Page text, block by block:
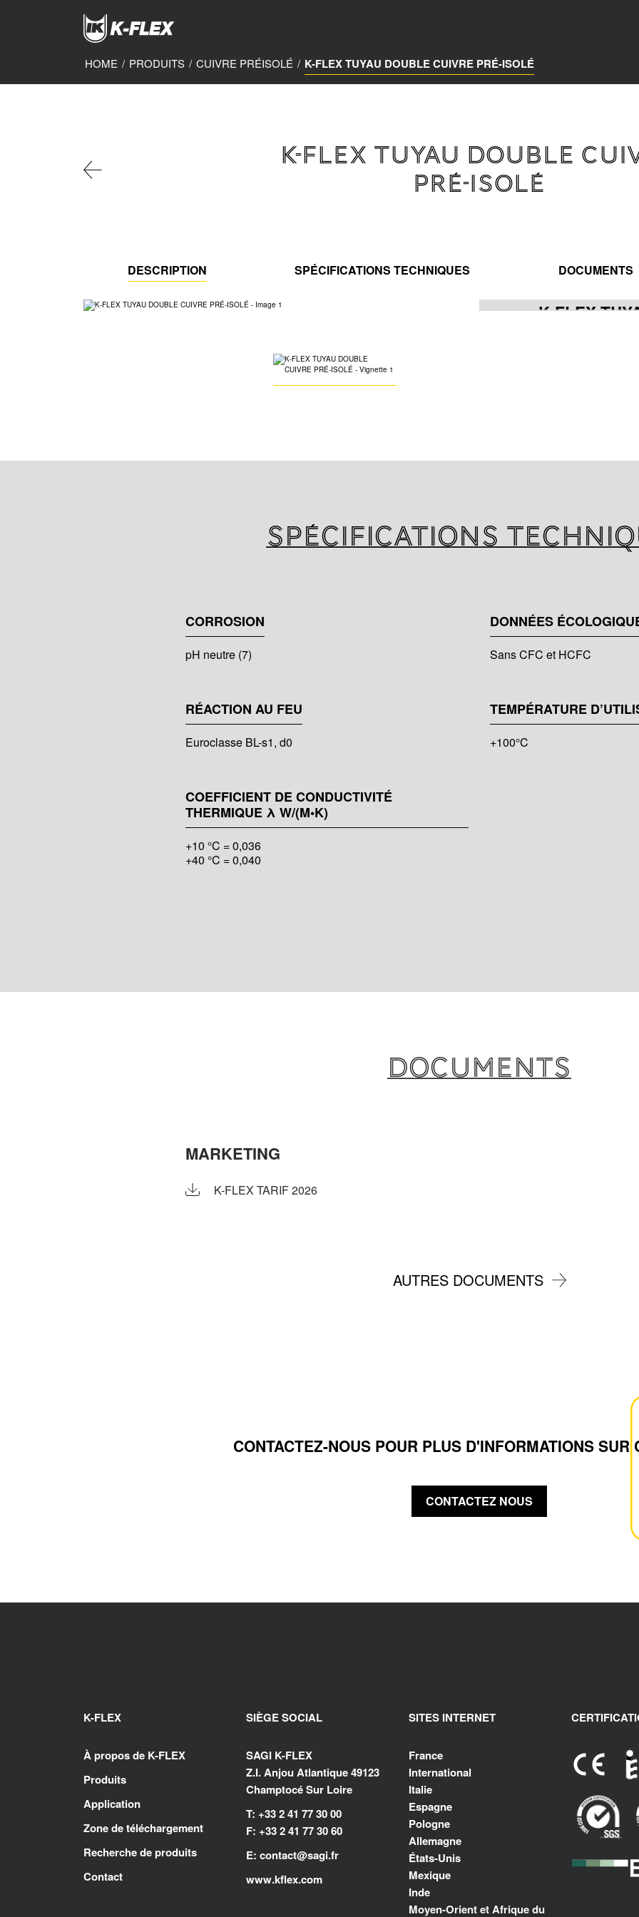
HOME / PRODUITS / CUIVRE PRÉISOLÉ / K-FLEX TUYAU DOUBLE CUIVRE PRÉ-ISOLÉ
K-FLEX TUYAU DOUBLE
PRÉ-ISOLÉ
DESCRIPTION SPÉCIFICATIONS TECHNIQUES DOCUMENTS
K-FLEX
en cuivre et d'un
Spécifications
CORROSION
pH neutre (7)
DONNÉES
Sans CFC et HCFC
RÉACTION AU FEU
Euroclasse BL-s1, d0
TEMPÉRATURE
+100°C
COEFFICIENT DE CONDUCTIVITÉ
THERMIQUE λ W/(M•K)
+10 °C = 0,036
+40 °C = 0,040
Documents
MARKETING
K-FLEX TARIF 2026
AUTRES DOCUMENTS
CONTACTEZ-NOUS POUR PLUS D'INFORMATIONS SUR
CONTACTEZ NOUS
K-FLEX
À propos de K-FLEX
Produits
Application
Zone de téléchargement
Recherche de produits
Contact
SIÈGE SOCIAL
SAGI K-FLEX
Z.I. Anjou Atlantique 49123
Champtocé Sur Loire
T: +33 2 41 77 30 00
F: +33 2 41 77 30 60
E: contact@sagi.fr
www.kflex.com
SITES INTERNET
France
International
Italie
Espagne
Pologne
Allemagne
États-Unis
Mexique
Inde
Moyen-Orient et Afrique du